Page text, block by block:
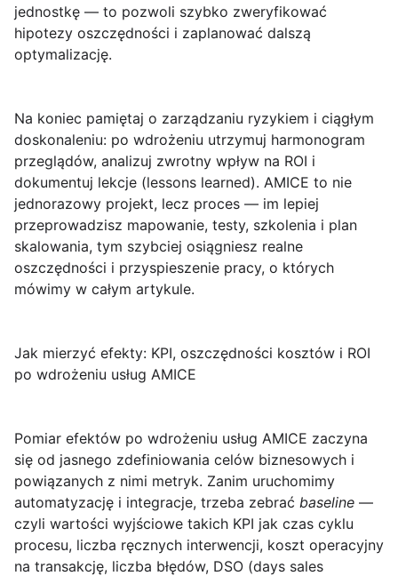
jednostkę — to pozwoli szybko zweryfikować
hipotezy oszczędności i zaplanować dalszą
optymalizację.
Na koniec pamiętaj o zarządzaniu ryzykiem i ciągłym
doskonaleniu: po wdrożeniu utrzymuj harmonogram
przeglądów, analizuj zwrotny wpływ na ROI i
dokumentuj lekcje (lessons learned). AMICE to nie
jednorazowy projekt, lecz proces — im lepiej
przeprowadzisz mapowanie, testy, szkolenia i plan
skalowania, tym szybciej osiągniesz realne
oszczędności i przyspieszenie pracy, o których
mówimy w całym artykule.
Jak mierzyć efekty: KPI, oszczędności kosztów i ROI
po wdrożeniu usług AMICE
Pomiar efektów po wdrożeniu usług AMICE zaczyna
się od jasnego zdefiniowania celów biznesowych i
powiązanych z nimi metryk. Zanim uruchomimy
automatyzację i integracje, trzeba zebrać baseline —
czyli wartości wyjściowe takich KPI jak czas cyklu
procesu, liczba ręcznych interwencji, koszt operacyjny
na transakcję, liczba błędów, DSO (days sales